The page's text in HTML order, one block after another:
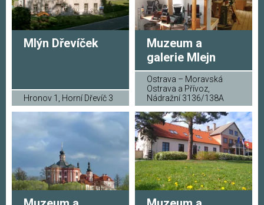
Mlýn Dřevíček
Hronov 1, Horní Dřevíč 3
Muzeum a
galerie Mlejn
Ostrava – Moravská
Ostrava a Přívoz,
Nádražní 3136/138A